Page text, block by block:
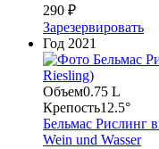
290 ₽
Зарезервировать
Год 2021
Объем0.75 L
Крепость12.5°
Бельмас Рислинг
Wein und Wasser